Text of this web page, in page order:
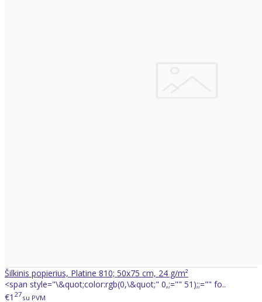
Šilkinis popierius, Platine 810; 50x75 cm, 24 g/m²
<span style="\&quot;color:rgb(0,\&quot;" 0,;="" 51);;="" fo..
€1 27su PVM